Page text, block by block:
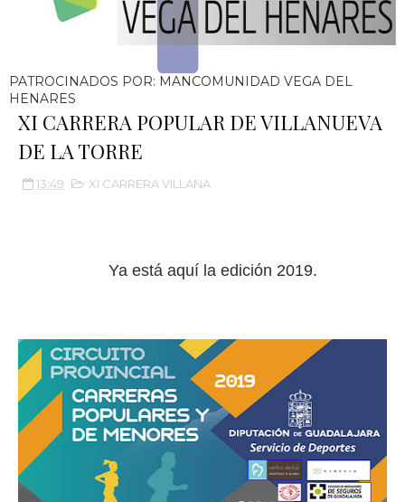
PATROCINADOS POR: MANCOMUNIDAD VEGA DEL
HENARES
XI CARRERA POPULAR DE VILLANUEVA
DE LA TORRE
13:49 XI CARRERA VILLANA
Ya está aquí la edición 2019.